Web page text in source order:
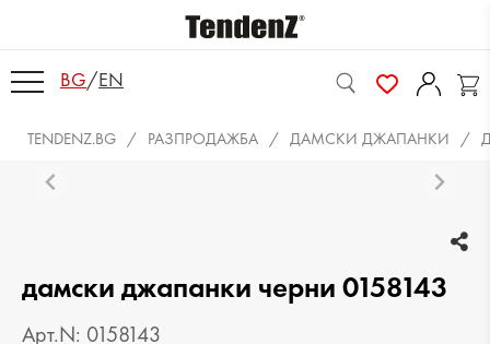
BG/EN
TENDENZ.BG РАЗПРОДАЖБА ДАМСКИ ДЖАПАНКИ
дамски джапанки черни 0158143
Арт.N: 0158143